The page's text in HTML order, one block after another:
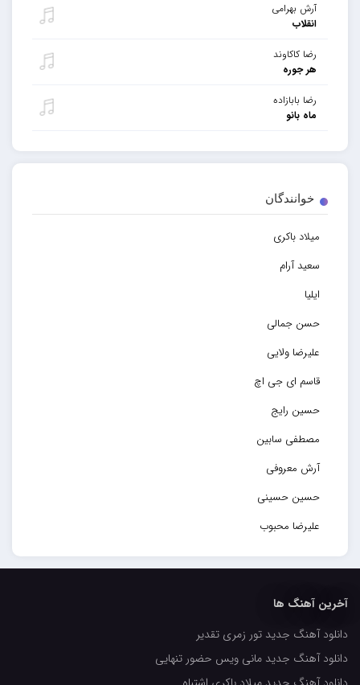
آرش بهرامی
انقلاب
رضا کاکاوند
هر جوره
رضا بابازاده
ماه بانو
خوانندگان
میلاد باکری
سعید آرام
ایلیا
حسن جمالی
علیرضا ولایی
قاسم ای جی اچ
حسین رایج
مصطفی سابین
آرش معروفی
حسین حسینی
علیرضا محبوب
حسین حصارکی
کاپیتان
مجید رضوی
آخرین آهنگ ها
دانلود آهنگ جدید تور زمری تقدیر
دانلود آهنگ جدید مانی ویس حضور تنهایی